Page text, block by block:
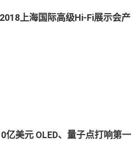
上海国际高级Hi-Fi展示会产
亿美元 OLED、量子点打响第一